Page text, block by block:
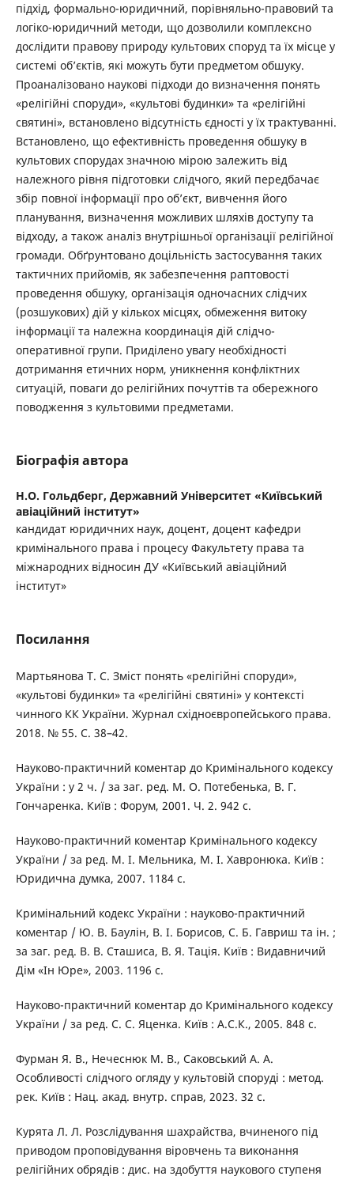
підхід, формально-юридичний, порівняльно-правовий та
логіко-юридичний методи, що дозволили комплексно
дослідити правову природу культових споруд та їх місце у
системі об’єктів, які можуть бути предметом обшуку.
Проаналізовано наукові підходи до визначення понять
«релігійні споруди», «культові будинки» та «релігійні
святині», встановлено відсутність єдності у їх трактуванні.
Встановлено, що ефективність проведення обшуку в
культових спорудах значною мірою залежить від
належного рівня підготовки слідчого, який передбачає
збір повної інформації про об’єкт, вивчення його
планування, визначення можливих шляхів доступу та
відходу, а також аналіз внутрішньої організації релігійної
громади. Обґрунтовано доцільність застосування таких
тактичних прийомів, як забезпечення раптовості
проведення обшуку, організація одночасних слідчих
(розшукових) дій у кількох місцях, обмеження витоку
інформації та належна координація дій слідчо-
оперативної групи. Приділено увагу необхідності
дотримання етичних норм, уникнення конфліктних
ситуацій, поваги до релігійних почуттів та обережного
поводження з культовими предметами.
Біографія автора
Н.О. Гольдберг, Державний Університет «Київський
авіаційний інститут»
кандидат юридичних наук, доцент, доцент кафедри
кримінального права і процесу Факультету права та
міжнародних відносин ДУ «Київський авіаційний
інститут»
Посилання
Мартьянова Т. С. Зміст понять «релігійні споруди»,
«культові будинки» та «релігійні святині» у контексті
чинного КК України. Журнал східноєвропейського права.
2018. № 55. С. 38–42.
Науково-практичний коментар до Кримінального кодексу
України : у 2 ч. / за заг. ред. М. О. Потебенька, В. Г.
Гончаренка. Київ : Форум, 2001. Ч. 2. 942 с.
Науково-практичний коментар Кримінального кодексу
України / за ред. М. І. Мельника, М. І. Хавронюка. Київ :
Юридична думка, 2007. 1184 с.
Кримінальний кодекс України : науково-практичний
коментар / Ю. В. Баулін, В. І. Борисов, С. Б. Гавриш та ін. ;
за заг. ред. В. В. Сташиса, В. Я. Тація. Київ : Видавничий
Дім «Ін Юре», 2003. 1196 с.
Науково-практичний коментар до Кримінального кодексу
України / за ред. С. С. Яценка. Київ : А.С.К., 2005. 848 с.
Фурман Я. В., Нечеснюк М. В., Саковський А. А.
Особливості слідчого огляду у культовій споруді : метод.
рек. Київ : Нац. акад. внутр. справ, 2023. 32 с.
Курята Л. Л. Розслідування шахрайства, вчиненого під
приводом проповідування віровчень та виконання
релігійних обрядів : дис. на здобуття наукового ступеня